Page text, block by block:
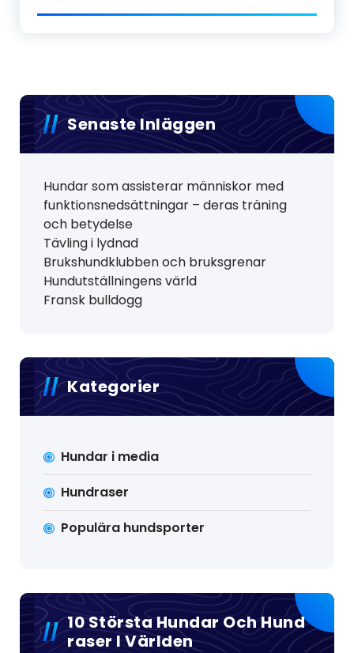
Senaste Inläggen
Hundar som assisterar människor med
funktionsnedsättningar – deras träning
och betydelse
Tävling i lydnad
Brukshundklubben och bruksgrenar
Hundutställningens värld
Fransk bulldogg
Kategorier
Hundar i media
Hundraser
Populära hundsporter
10 Största Hundar Och Hund
Raser I Världen